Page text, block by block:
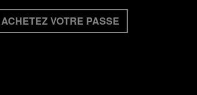
ACHETEZ VOTRE PASSE